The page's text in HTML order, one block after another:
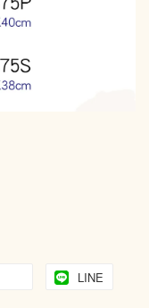
LINE